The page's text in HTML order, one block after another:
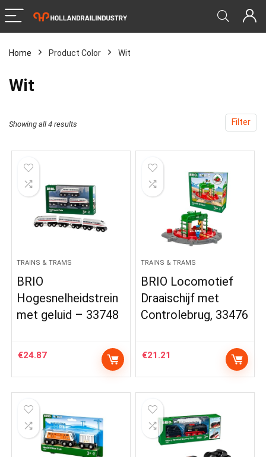
Home Product Color ‎Wit
‎Wit
Filter
Showing all 4 results
TRAINS & TRAMS
BRIO
Hogesnelheidstrein
met geluid – 33748
€24.87
TRAINS & TRAMS
BRIO Locomotief
Draaischijf met
Controlebrug, 33476
€21.21